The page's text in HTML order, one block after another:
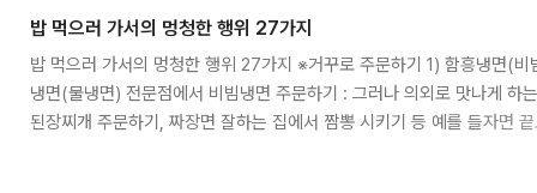
영성훈련을 진행하고 있습니다. 더 늦기 전에 사랑한다고 말하세요 김연
다일공동체 사역을 담은..
밥 먹으러 가서의 멍청한 행위 27가지
밥 먹으러 가서의 멍청한 행위 27가지 ※거꾸로 주문하기 1) 함흥냉면(
냉면(물냉면) 전문점에서 비빔냉면 주문하기 : 그러나 의외로 맛나게 하
된장찌개 주문하기, 짜장면 잘하는 집에서 짬뽕 시키기 등 예를 들자면